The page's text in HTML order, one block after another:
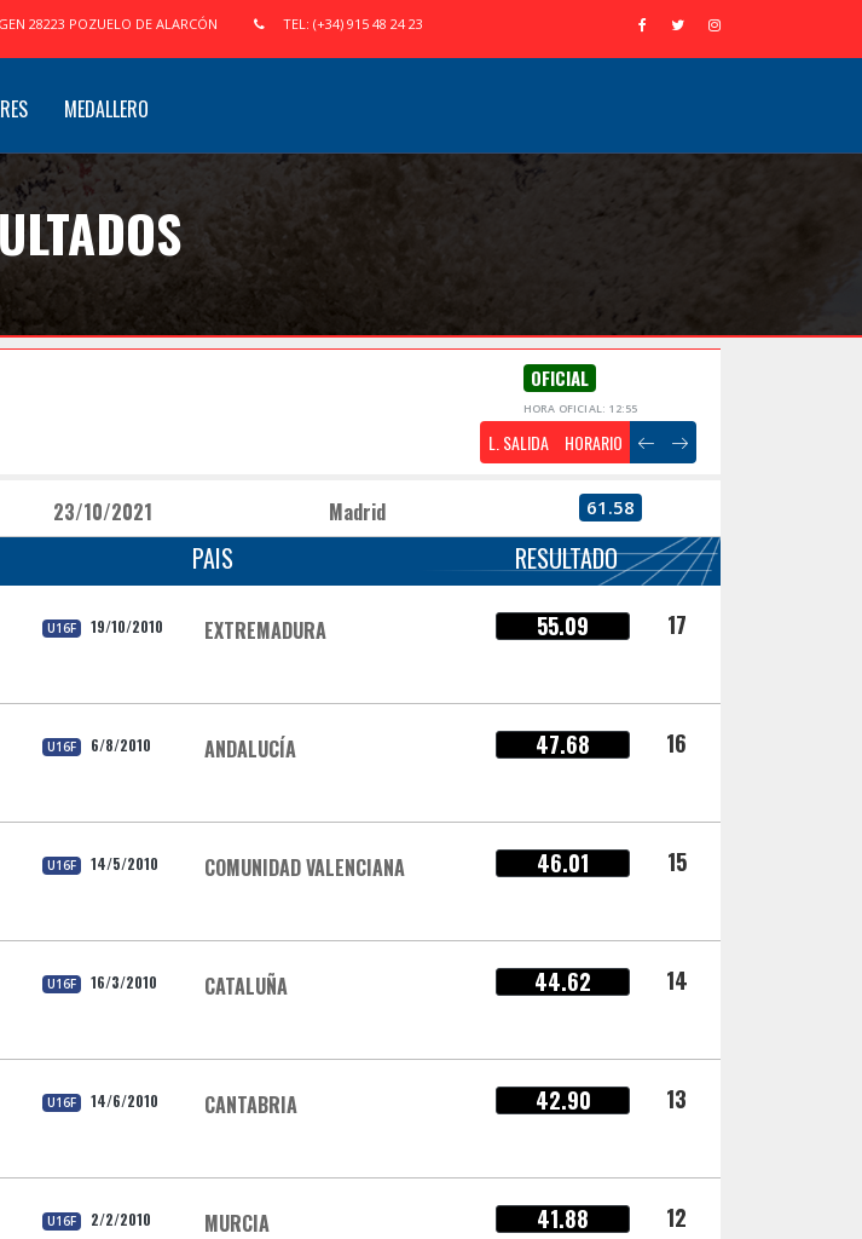
28223 POZUELO DE ALARCÓN TEL: (+34) 915 48 24 23
MEDALLERO
OFICIAL
HORA OFICIAL: 12:55
L. SALIDA HORARIO
23/10/2021 Madrid 61.58
PAIS RESULTADO
U16F 19/10/2010 EXTREMADURA 55.09 17
U16F 6/8/2010 ANDALUCÍA 47.68 16
U16F 14/5/2010 COMUNIDAD VALENCIANA 46.01 15
U16F 16/3/2010 CATALUÑA 44.62 14
U16F 14/6/2010 CANTABRIA 42.90 13
U16F 2/2/2010 MURCIA 41.88 12